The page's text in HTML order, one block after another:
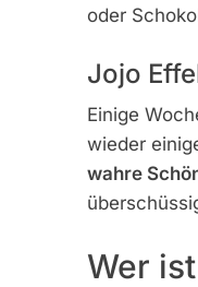
oder
Jojo
Einige
wieder
wahre
Wer